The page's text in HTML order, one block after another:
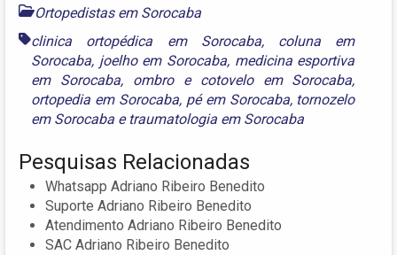
Ortopedistas em Sorocaba
clinica ortopédica em Sorocaba, coluna em
Sorocaba, joelho em Sorocaba, medicina esportiva
em Sorocaba, ombro e cotovelo em Sorocaba,
ortopedia em Sorocaba, pé em Sorocaba, tornozelo
em Sorocaba e traumatologia em Sorocaba
Pesquisas Relacionadas
Whatsapp Adriano Ribeiro Benedito
Suporte Adriano Ribeiro Benedito
Atendimento Adriano Ribeiro Benedito
SAC Adriano Ribeiro Benedito